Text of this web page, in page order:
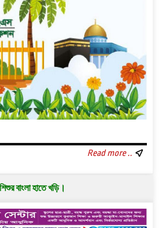
Read more ..
শিশুর বাংলা হাতে খড়ি।